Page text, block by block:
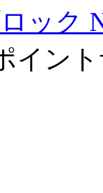
ック
イン